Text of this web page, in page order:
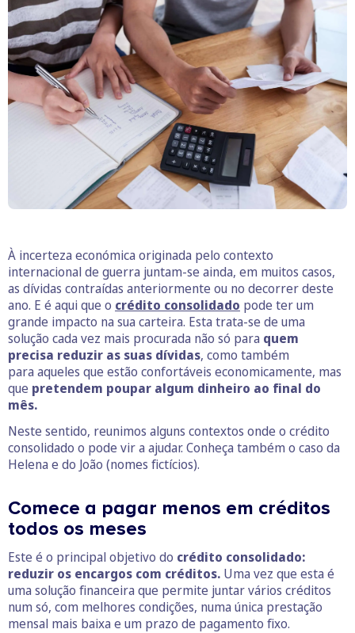
À incerteza económica originada pelo contexto
internacional de guerra juntam-se ainda, em muitos casos,
as dívidas contraídas anteriormente ou no decorrer deste
ano. E é aqui que o crédito consolidado pode ter um
grande impacto na sua carteira. Esta trata-se de uma
solução cada vez mais procurada não só para quem
precisa reduzir as suas dívidas, como também
para aqueles que estão confortáveis economicamente, mas
que pretendem poupar algum dinheiro ao final do
mês.
Neste sentido, reunimos alguns contextos onde o crédito
consolidado o pode vir a ajudar.Conheça também o caso da
Helena e do João (nomes fictícios).
Comece a pagar menos em créditos
todos os meses
Este é o principal objetivo do crédito consolidado:
reduzir os encargos com créditos. Uma vez que esta é
uma solução financeira que permite juntar vários créditos
num só, com melhores condições, numa única prestação
mensal mais baixa e um prazo de pagamento fixo.